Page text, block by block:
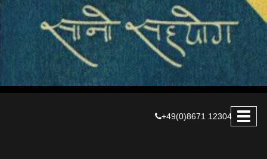
+49(0)8671 12304